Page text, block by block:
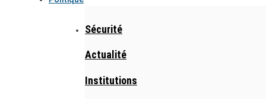
Sécurité
Actualité
Institutions